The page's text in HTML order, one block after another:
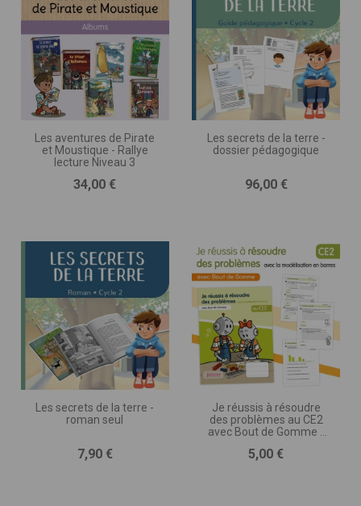
Les aventures de Pirate
et Moustique - Rallye
lecture Niveau 3
Prix
34,00 €
Les secrets de la terre -
dossier pédagogique
Prix
96,00 €
Les secrets de la terre -
roman seul
Prix
7,90 €
Je réussis à résoudre
des problèmes au CE2
avec Bout de Gomme -
barres
Prix
5,00 €